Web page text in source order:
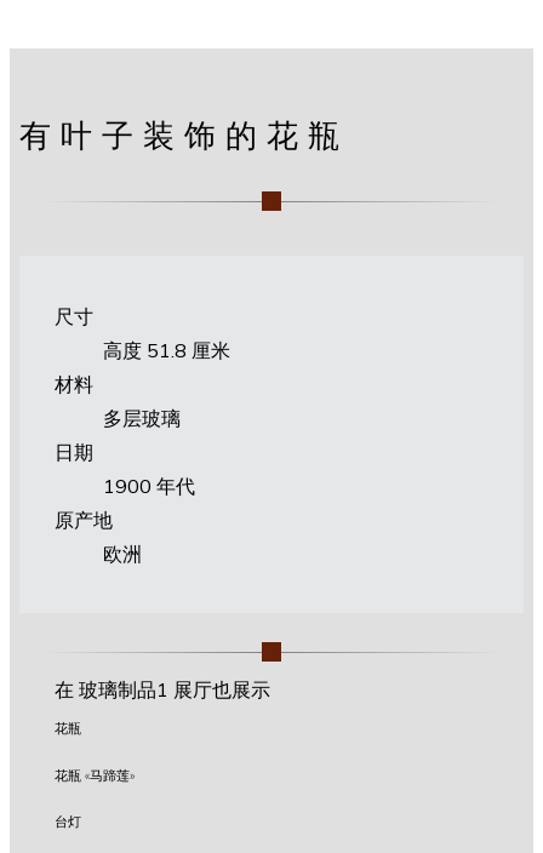
有叶子装饰的花瓶
尺寸
高度 51.8 厘米
材料
多层玻璃
日期
1900 年代
原产地
欧洲
在 玻璃制品1 展厅也展示
花瓶
花瓶 «马蹄莲»
台灯